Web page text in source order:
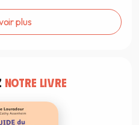
plus
NOTRE LIVRE